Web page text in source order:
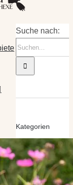
Suche nach:
Kategorien
Kategorien